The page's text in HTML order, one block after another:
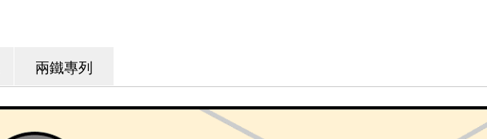
兩鐵專列